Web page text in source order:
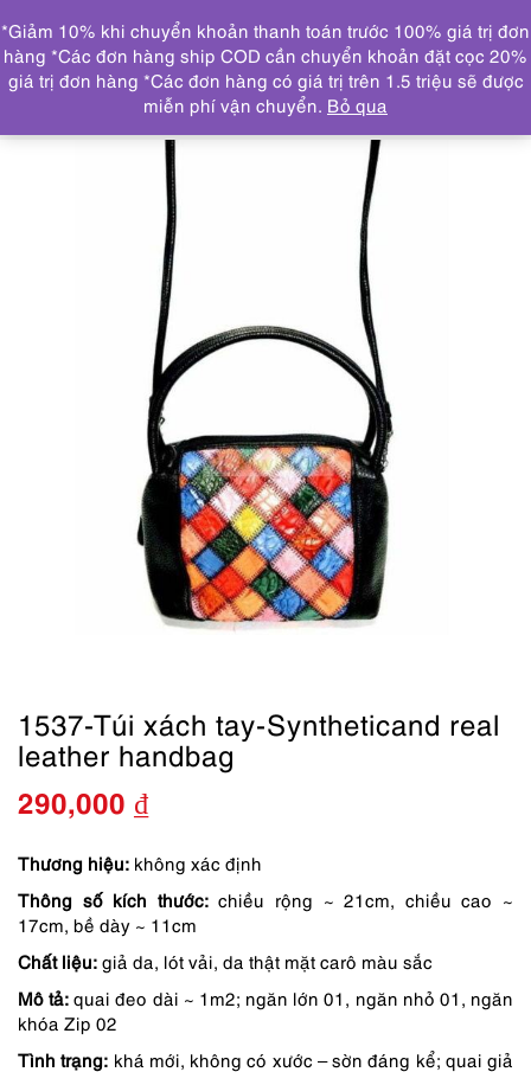
DANH MỤC
Trang chủ TOÀN BỘ TÚI XÁCH
1537-Túi xách tay-
Syntheticand real leather handbag
1537-Túi xách tay-Syntheticand real
leather handbag
290,000 ₫
Thương hiệu: không xác định
Thông số kích thước:chiều rộng ~ 21cm, chiều cao ~
17cm, bề dày ~ 11cm
Chất liệu: giả da, lót vải, da thật mặt carô màu sắc
Mô tả: quai đeo dài ~ 1m2; ngăn lớn 01, ngăn nhỏ 01, ngăn
khóa Zip 02
Tình trạng: khá mới, không có xước – sờn đáng kể; quai giả
*Giảm 10% khi chuyển khoản thanh toán trước 100% giá trị đơn
hàng *Các đơn hàng ship COD cần chuyển khoản đặt cọc 20%
giá trị đơn hàng *Các đơn hàng có giá trị trên 1.5 triệu sẽ được
miễn phí vận chuyển. Bỏ qua